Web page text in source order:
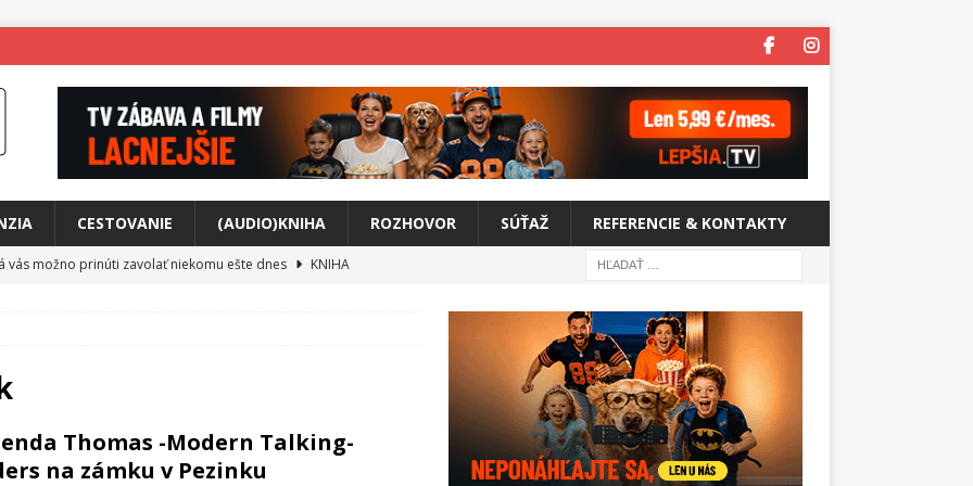
CESTOVANIE (AUDIO)KNIHA ROZHOVOR SÚŤAŽ REFERENCIE & KONTAKTY
vás možno prinúti zavolať niekomu ešte dnes
KNIHA
cestou na Monte Mabu
svet plný tajomstiev
FILM
Thomas -Modern Talking-
na zámku v Pezinku